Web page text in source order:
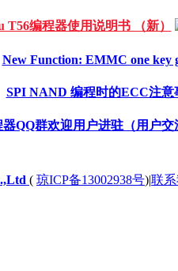
T56编程器使用说明书 （新）
New Function: EMMC one key
SPI NAND 编程时的ECC注意
QQ群欢迎用户进驻（用户交
( 琼ICP备13002938号)|联